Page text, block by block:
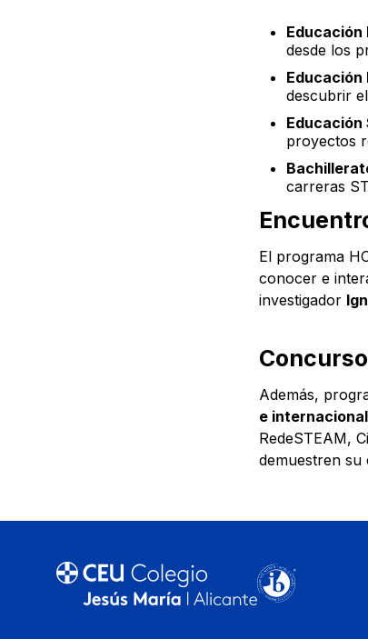
Educación
desde los
Educación
descubrir
Educación
proyectos
carreras
El programa
conocer e
investigador
Además,
e
RedeSTEAM,
demuestren su